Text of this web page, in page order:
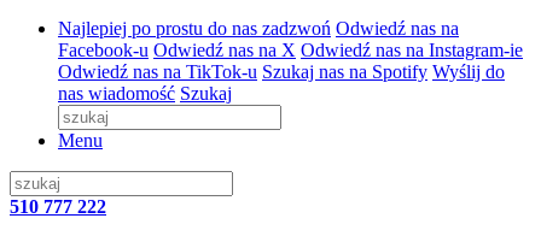
Najlepiej po prostu do nas zadzwoń Odwiedź nas na
Facebook-u Odwiedź nas na X Odwiedź nas na Instagram-ie
Odwiedź nas na TikTok-u Szukaj nas na Spotify Wyślij do
nas wiadomość Szukaj
Menu
510 777 222